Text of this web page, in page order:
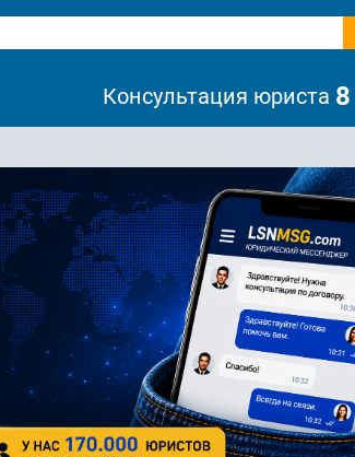
Консультация юриста